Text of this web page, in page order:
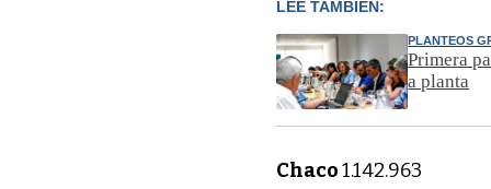
LEÉ TAMBIÉN:
PLANTEOS
Primera
a planta
Chaco1.142.963